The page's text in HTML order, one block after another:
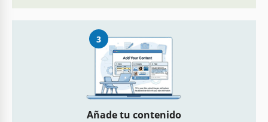
3
Añade tu contenido